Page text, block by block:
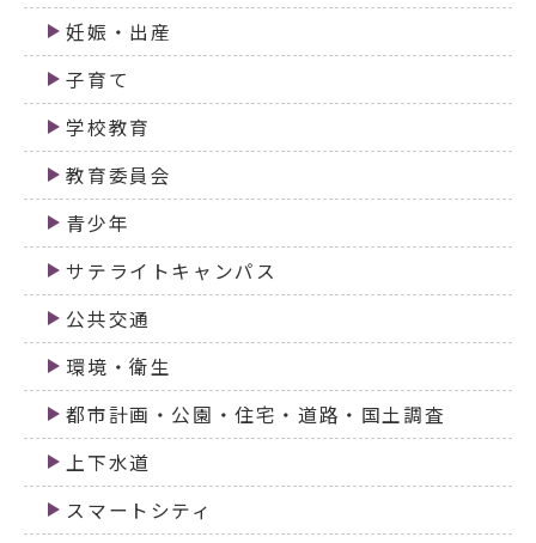
妊娠・出産
子育て
学校教育
教育委員会
青少年
サテライトキャンパス
公共交通
環境・衛生
都市計画・公園・住宅・道路・国土調査
上下水道
スマートシティ